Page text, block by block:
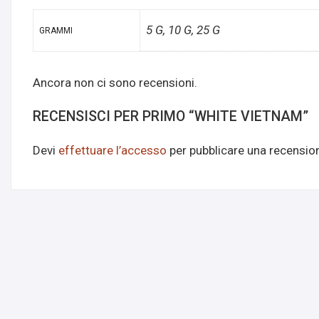
GRAMMI 5 G, 10 G, 25 G
Ancora non ci sono recensioni.
RECENSISCI PER PRIMO “WHITE VIETNAM”
Devi effettuare l’accesso per pubblicare una